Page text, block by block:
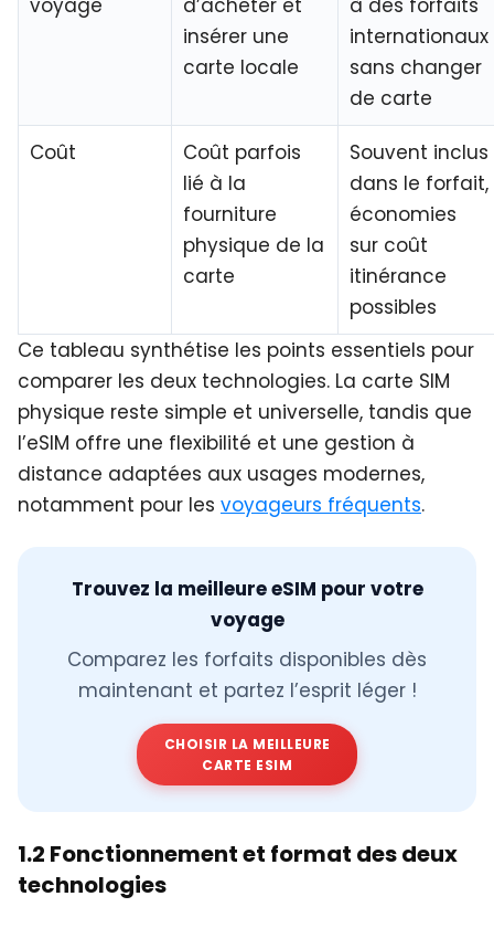
voyage
d’acheter et
insérer une
carte locale
à des forfaits
internationaux
sans changer
de carte
Coût
Coût parfois
lié à la
fourniture
physique de la
carte
Souvent inclus
dans le forfait,
économies
sur coût
itinérance
possibles
Ce tableau synthétise les points essentiels pour
comparer les deux technologies. La carte SIM
physique reste simple et universelle, tandis que
l’eSIM offre une flexibilité et une gestion à
distance adaptées aux usages modernes,
notamment pour les voyageurs fréquents.
Trouvez la meilleure eSIM pour votre
voyage
Comparez les forfaits disponibles dès
maintenant et partez l’esprit léger !
CHOISIR LA MEILLEURE
CARTE ESIM
1.2 Fonctionnement et format des deux
technologies